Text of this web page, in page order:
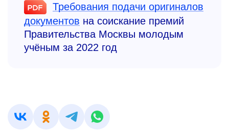
Требования подачи оригиналов
документов на соискание премий
Правительства Москвы молодым
учёным за 2022 год